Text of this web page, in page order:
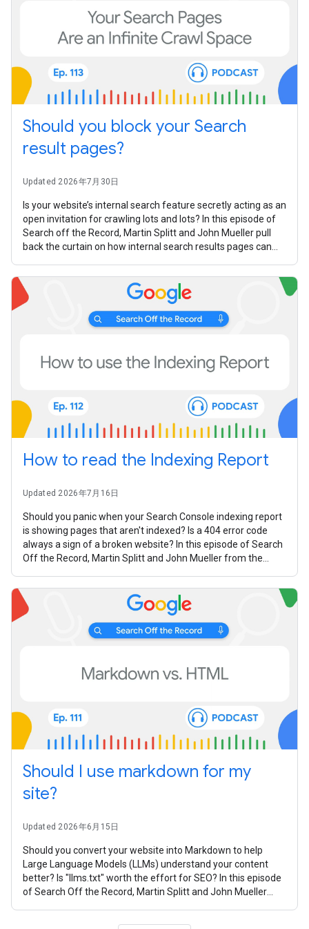
Should you block your Search
result pages?
Updated 2026年7月30日
Is your website’s internal search feature secretly acting as an
open invitation for crawling lots and lots? In this episode of
Search off the Record, Martin Splitt and John Mueller pull
back the curtain on how internal search results pages can
How to read the Indexing Report
Updated 2026年7月16日
Should you panic when your Search Console indexing report
is showing pages that aren't indexed? Is a 404 error code
always a sign of a broken website? In this episode of Search
Off the Record, Martin Splitt and John Mueller from the
Should I use markdown for my
site?
Updated 2026年6月15日
Should you convert your website into Markdown to help
Large Language Models (LLMs) understand your content
better? Is "llms.txt" worth the effort for SEO? In this episode
of Search Off the Record, Martin Splitt and John Mueller